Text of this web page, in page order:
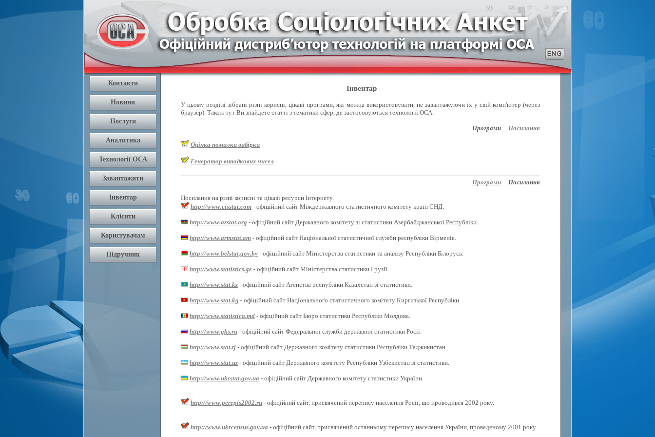
Інвентар
У цьому розділі зібрані різні корисні, цікаві програми, які можна використовувати, не завантажуючи їх у свій комп'ютер (через
браузер). Також тут Ви знайдете статті з тематики сфер, де застосовуються технології ОСА.
Програми Посилання
Оцінка помилки вибірки
Генератор випадкових чисел
Програми Посилання
Посилання на різні корисні та цікаві ресурси Інтернету.
http://www.cisstat.com - офіційний сайт Міждержавного статистичного комітету країн СНД.
http://www.azstat.org - офіційний сайт Державного комітету зі статистики Азербайджанської Республіки.
http://www.armstat.am - офіційний сайт Національної статистичної служби республіки Вірменія.
http://www.belstat.gov.by - офіційний сайт Міністерства статистики та аналізу Республіки Білорусь.
http://www.statistics.ge - офіційний сайт Міністерства статистики Грузії.
http://www.stat.kz - офіційний сайт Агенства республіки Казахстан зі статистики.
http://www.stat.kg - офіційний сайт Національного статистичного комітету Киргизької Республіки.
http://www.statistica.md - офіційний сайт Бюро статистики Республіки Молдова.
http://www.gks.ru - офіційний сайт Федеральної служби державної статистики Росії.
http://www.stat.tj - офіційний сайт Державного комітету статистики Республіки Таджикистан.
http://www.stat.uz - офіційний сайт Державного комітету Республіки Узбекистан зі статистики.
http://www.ukrstat.gov.ua - офіційний сайт Державного комітету статистики України.
http://www.perepis2002.ru - офіційний сайт, присвячений перепису населення Росії, що проводився 2002 року.
http://www.ukrcensus.gov.ua - офіційний сайт, присвячений останньому перепису населення України, проведеному 2001 року.